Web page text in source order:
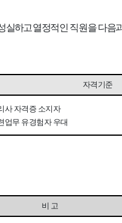
실하고열정적인 직원을 다음
자격기준
사 자격증 소지자
업무 유경험자 우대
비 고